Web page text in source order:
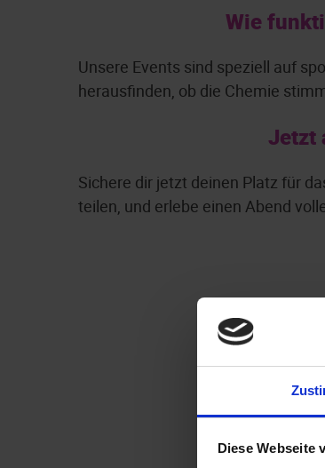
Diese Webseite
Wie
Unsere Events sind speziell auf
herausfinden, ob die Chemie
Jetzt
Sichere dir jetzt deinen Platz für
teilen, und erlebe einen Abend